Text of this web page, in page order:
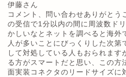
伊藤さん
コメント、問い合わせありがとう
の受信で1分以内の間に周波数ド
かしいなとネットを調べると海外
人が多いことにびっくりした次第
して対処している人もおられます
る方がスマートだと思い、この方
面実装コネクタのリードサイズに